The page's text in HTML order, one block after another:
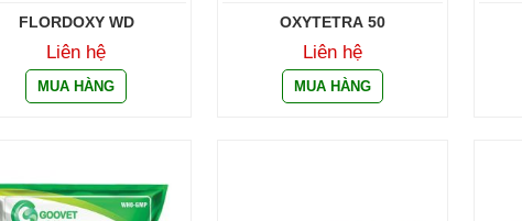
FLORDOXY WD
Liên hệ
OXYTETRA 50
Liên hệ